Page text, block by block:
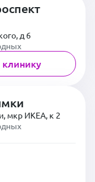
д 6
клинику
мкр ИКЕА, к 2